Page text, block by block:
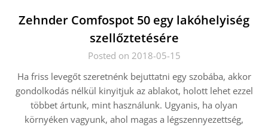
Zehnder Comfospot 50 egy lakóhelyiség
szellőztetésére
Posted on 2018-05-15
Ha friss levegőt szeretnénk bejuttatni egy szobába, akkor
gondolkodás nélkül kinyitjuk az ablakot, holott lehet ezzel
többet ártunk, mint használunk. Ugyanis, ha olyan
környéken vagyunk, ahol magas a légszennyezettség,